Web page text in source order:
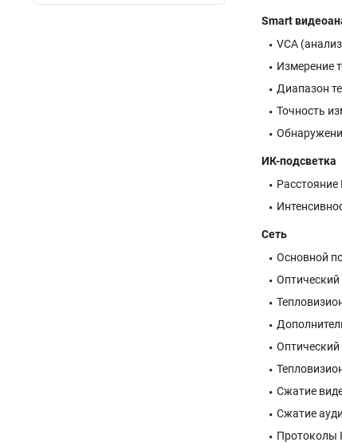
Smart
VCA
Измерение
Диапазон
Точность
ИК-подсветка
Сеть
Основной
Оптический
Оптический
Сжатие
Сжатие
Протоколы